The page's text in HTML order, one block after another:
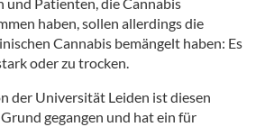
haben, sollen allerdings die
Cannabis bemängelt haben: Es
oder zu trocken.
der Universität Leiden ist diesen
gegangen und hat ein für